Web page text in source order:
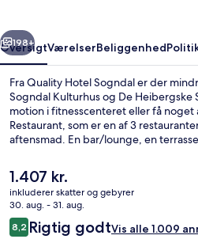
Næste
198+
OversigtVærelserBeliggenhed
Fra Quality Hotel Sogndal er der
Sogndal Kulturhus og De
motion i fitnesscenteret eller få noget
Restaurant, som er en af 3
aftensmad. En bar/lounge, en
Den
nuværende
pris
er
1.407 kr.
1.407 kr.
inkluderer skatter og gebyrer
30. aug. - 31. aug.
Anmeldelser
8,28,2 ud af 10.
Rigtig godtVis alle 1.009